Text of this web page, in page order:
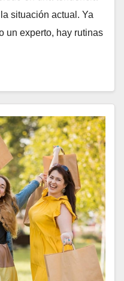
situación actual. Ya
un experto, hay rutinas